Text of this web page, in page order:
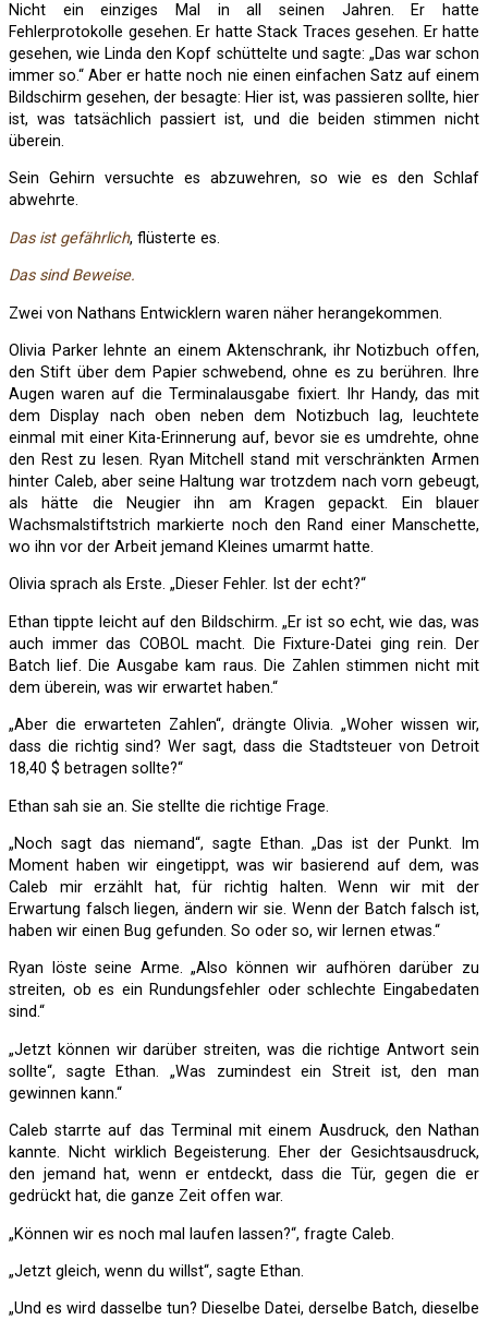
Nicht ein einziges Mal in all seinen Jahren. Er hatte
Fehlerprotokolle gesehen. Er hatte Stack Traces gesehen. Er hatte
gesehen, wie Linda den Kopf schüttelte und sagte: „Das war schon
immer so.“ Aber er hatte noch nie einen einfachen Satz auf einem
Bildschirm gesehen, der besagte: Hier ist, was passieren sollte, hier
ist, was tatsächlich passiert ist, und die beiden stimmen nicht
überein.
Sein Gehirn versuchte es abzuwehren, so wie es den Schlaf
abwehrte.
Das ist gefährlich, flüsterte es.
Das sind Beweise.
Zwei von Nathans Entwicklern waren näher herangekommen.
Olivia Parker lehnte an einem Aktenschrank, ihr Notizbuch offen,
den Stift über dem Papier schwebend, ohne es zu berühren. Ihre
Augen waren auf die Terminalausgabe fixiert. Ihr Handy, das mit
dem Display nach oben neben dem Notizbuch lag, leuchtete
einmal mit einer Kita-Erinnerung auf, bevor sie es umdrehte, ohne
den Rest zu lesen. Ryan Mitchell stand mit verschränkten Armen
hinter Caleb, aber seine Haltung war trotzdem nach vorn gebeugt,
als hätte die Neugier ihn am Kragen gepackt. Ein blauer
Wachsmalstiftstrich markierte noch den Rand einer Manschette,
wo ihn vor der Arbeit jemand Kleines umarmt hatte.
Olivia sprach als Erste. „Dieser Fehler. Ist der echt?“
Ethan tippte leicht auf den Bildschirm. „Er ist so echt, wie das, was
auch immer das COBOL macht. Die Fixture-Datei ging rein. Der
Batch lief. Die Ausgabe kam raus. Die Zahlen stimmen nicht mit
dem überein, was wir erwartet haben.“
„Aber die erwarteten Zahlen“, drängte Olivia. „Woher wissen wir,
dass die richtig sind? Wer sagt, dass die Stadtsteuer von Detroit
18,40 $ betragen sollte?“
Ethan sah sie an. Sie stellte die richtige Frage.
„Noch sagt das niemand“, sagte Ethan. „Das ist der Punkt. Im
Moment haben wir eingetippt, was wir basierend auf dem, was
Caleb mir erzählt hat, für richtig halten. Wenn wir mit der
Erwartung falsch liegen, ändern wir sie. Wenn der Batch falsch ist,
haben wir einen Bug gefunden. So oder so, wir lernen etwas.“
Ryan löste seine Arme. „Also können wir aufhören darüber zu
streiten, ob es ein Rundungsfehler oder schlechte Eingabedaten
sind.“
„Jetzt können wir darüber streiten, was die richtige Antwort sein
sollte“, sagte Ethan. „Was zumindest ein Streit ist, den man
gewinnen kann.“
Caleb starrte auf das Terminal mit einem Ausdruck, den Nathan
kannte. Nicht wirklich Begeisterung. Eher der Gesichtsausdruck,
den jemand hat, wenn er entdeckt, dass die Tür, gegen die er
gedrückt hat, die ganze Zeit offen war.
„Können wir es noch mal laufen lassen?“, fragte Caleb.
„Jetzt gleich, wenn du willst“, sagte Ethan.
„Und es wird dasselbe tun? Dieselbe Datei, derselbe Batch, dieselbe